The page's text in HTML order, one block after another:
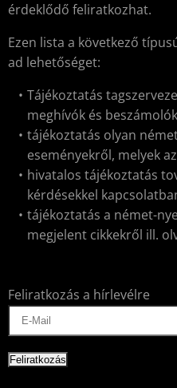
érdeklődő feliratkozhat.
Ezen lista a következő
ad lehetőséget:
Tájékoztatás
meghívók és
tájékoztatás olyan
eseményekről, melyek
hivatalos tájékoztatás
kérdésekkel
tájékoztatás a német-
megjelent cikkekről ill.
Feliratkozás a hírlevélre